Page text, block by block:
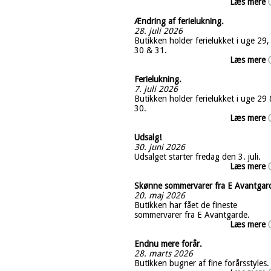
Ændring af ferielukning.
28. juli 2026
Butikken holder ferielukket i uge 29,
30 & 31.
Læs mere
Ferielukning.
7. juli 2026
Butikken holder ferielukket i uge 29
30.
Læs mere
Udsalg!
30. juni 2026
Udsalget starter fredag den 3. juli.
Læs mere
Skønne sommervarer fra E
20. maj 2026
Butikken har fået de fineste
sommervarer fra E Avantgarde.
Læs mere
Endnu mere forår.
28. marts 2026
Butikken bugner af fine forårsstyles.